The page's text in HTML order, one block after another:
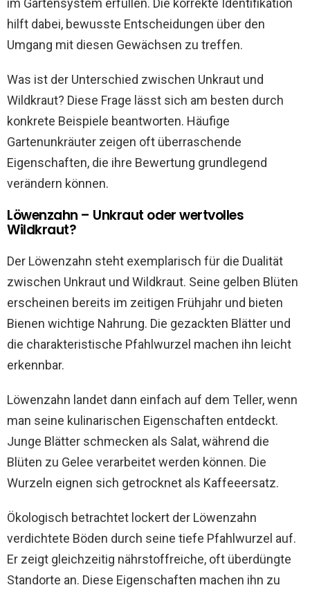
im Gartensystem erfüllen. Die korrekte Identifikation
hilft dabei, bewusste Entscheidungen über den
Umgang mit diesen Gewächsen zu treffen.
Was ist der Unterschied zwischen Unkraut und
Wildkraut? Diese Frage lässt sich am besten durch
konkrete Beispiele beantworten. Häufige
Gartenunkräuter zeigen oft überraschende
Eigenschaften, die ihre Bewertung grundlegend
verändern können.
Löwenzahn – Unkraut oder wertvolles
Wildkraut?
Der Löwenzahn steht exemplarisch für die Dualität
zwischen Unkraut und Wildkraut. Seine gelben Blüten
erscheinen bereits im zeitigen Frühjahr und bieten
Bienen wichtige Nahrung. Die gezackten Blätter und
die charakteristische Pfahlwurzel machen ihn leicht
erkennbar.
Löwenzahn landet dann einfach auf dem Teller, wenn
man seine kulinarischen Eigenschaften entdeckt.
Junge Blätter schmecken als Salat, während die
Blüten zu Gelee verarbeitet werden können. Die
Wurzeln eignen sich getrocknet als Kaffeeersatz.
Ökologisch betrachtet lockert der Löwenzahn
verdichtete Böden durch seine tiefe Pfahlwurzel auf.
Er zeigt gleichzeitig nährstoffreiche, oft überdüngte
Standorte an. Diese Eigenschaften machen ihn zu